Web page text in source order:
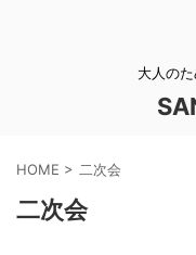
大人の
HOME > 二次会
二次会